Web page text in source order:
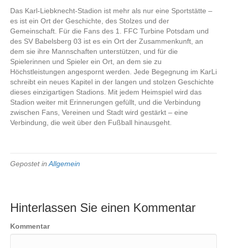
Das Karl-Liebknecht-Stadion ist mehr als nur eine Sportstätte –
es ist ein Ort der Geschichte, des Stolzes und der
Gemeinschaft. Für die Fans des 1. FFC Turbine Potsdam und
des SV Babelsberg 03 ist es ein Ort der Zusammenkunft, an
dem sie ihre Mannschaften unterstützen, und für die
Spielerinnen und Spieler ein Ort, an dem sie zu
Höchstleistungen angespornt werden. Jede Begegnung im KarLi
schreibt ein neues Kapitel in der langen und stolzen Geschichte
dieses einzigartigen Stadions. Mit jedem Heimspiel wird das
Stadion weiter mit Erinnerungen gefüllt, und die Verbindung
zwischen Fans, Vereinen und Stadt wird gestärkt – eine
Verbindung, die weit über den Fußball hinausgeht.
Gepostet in Allgemein
Hinterlassen Sie einen Kommentar
Kommentar